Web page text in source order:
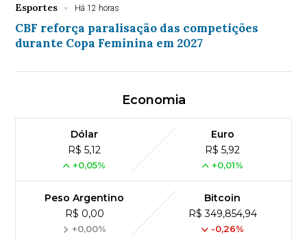
Esportes Há 12 horas
CBF reforça paralisação das competições
durante Copa Feminina em 2027
Economia
Dólar
R$ 5,12
+0,05%
Euro
R$ 5,92
+0,01%
Peso Argentino
R$ 0,00
+0,00%
Bitcoin
R$ 349,854,94
-0,26%